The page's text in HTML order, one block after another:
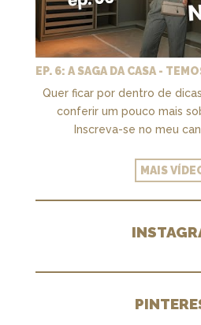
Quer ficar por dentro de
conferir um pouco mais
Inscreva-se no meu
MAIS